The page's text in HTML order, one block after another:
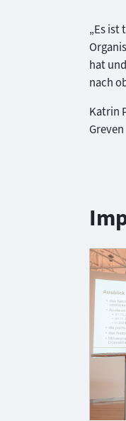
„Es ist
hat
nach
Katrin
Greven